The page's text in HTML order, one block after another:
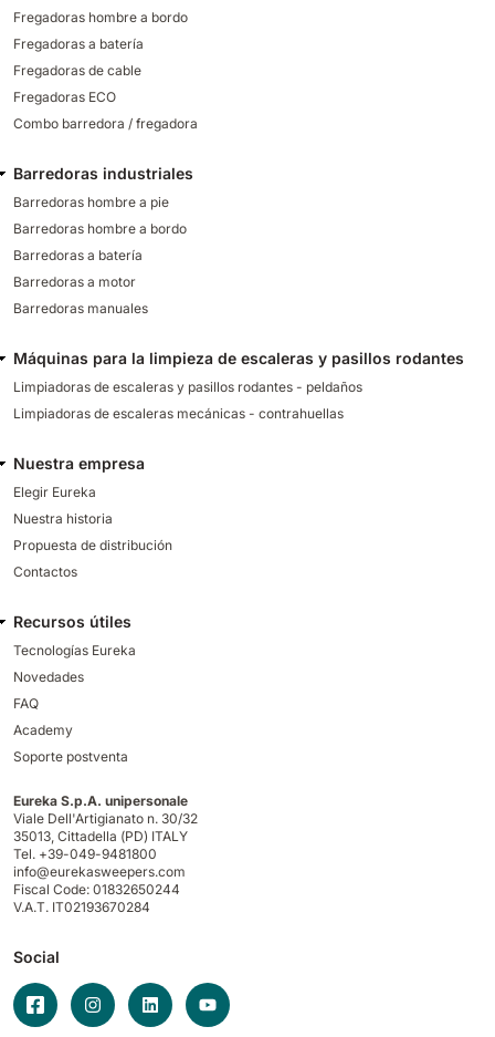
Fregadoras hombre a bordo
Fregadoras a batería
Fregadoras de cable
Fregadoras ECO
Combo barredora / fregadora
Barredoras industriales
Barredoras hombre a pie
Barredoras hombre a bordo
Barredoras a batería
Barredoras a motor
Barredoras manuales
Máquinas para la limpieza de escaleras y pasillos rodantes
Limpiadoras de escaleras y pasillos rodantes - peldaños
Limpiadoras de escaleras mecánicas - contrahuellas
Nuestra empresa
Elegir Eureka
Nuestra historia
Propuesta de distribución
Contactos
Recursos útiles
Tecnologías Eureka
Novedades
FAQ
Academy
Soporte postventa
Eureka S.p.A. unipersonale
Viale Dell'Artigianato n. 30/32
35013, Cittadella (PD) ITALY
Tel. +39-049-9481800
info@eurekasweepers.com
Fiscal Code: 01832650244
V.A.T. IT02193670284
Social